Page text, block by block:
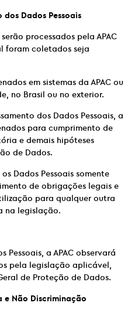
Dados Pessoais
processados pela APAC
foram coletados seja
em sistemas da APAC ou
no Brasil ou no exterior.
dos Dados Pessoais, a
para cumprimento de
e demais hipóteses
de Dados.
Dados Pessoais somente
de obrigações legais e
para qualquer outra
na legislação.
Pessoais, a APAC observará
pela legislação aplicável,
de Proteção de Dados.
e Não Discriminação